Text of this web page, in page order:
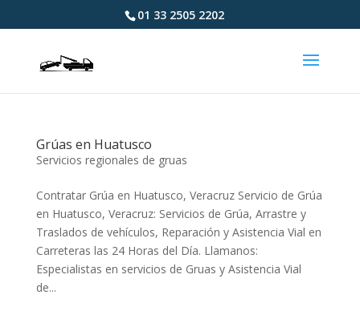
01 33 2505 2202
Grúas en Huatusco
Servicios regionales de gruas
Contratar Grúa en Huatusco, Veracruz Servicio de Grúa
en Huatusco, Veracruz: Servicios de Grúa, Arrastre y
Traslados de vehículos, Reparación y Asistencia Vial en
Carreteras las 24 Horas del Día. Llamanos:
Especialistas en servicios de Gruas y Asistencia Vial
de...